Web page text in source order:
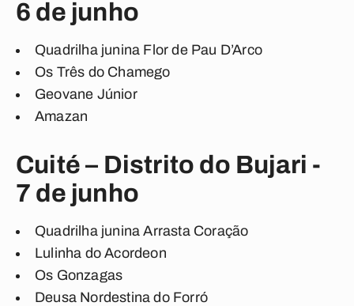
6 de junho
Quadrilha junina Flor de Pau D’Arco
Os Três do Chamego
Geovane Júnior
Amazan
Cuité – Distrito do Bujari -
7 de junho
Quadrilha junina Arrasta Coração
Lulinha do Acordeon
Os Gonzagas
Deusa Nordestina do Forró